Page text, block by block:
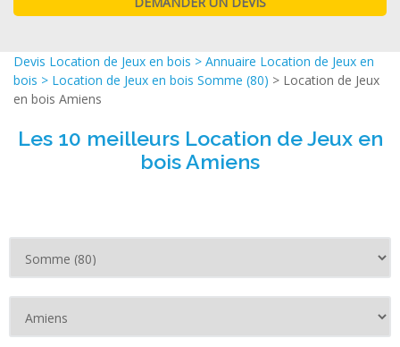
Devis Location de Jeux en bois > Annuaire Location de Jeux en
bois > Location de Jeux en bois Somme (80) > Location de Jeux
en bois Amiens
Les 10 meilleurs Location de Jeux en
bois Amiens